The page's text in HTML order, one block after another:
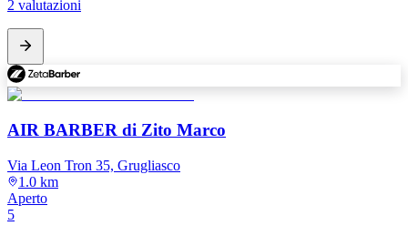
2 valutazioni
AIR BARBER di Zito Marco
Via Leon Tron 35, Grugliasco
1.0 km
Aperto
5